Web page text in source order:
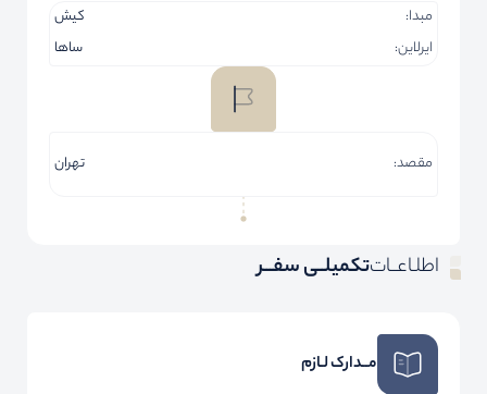
مبدا:
کیش
ایرلاین:
ساها
مقصد: تهران
اطلـاعــاتتکمیلــی سفـــر
مــدارک لـازم